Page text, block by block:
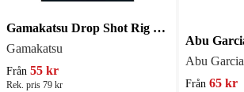
Gamakatsu Drop Shot Rig BKD W39
Gamakatsu
Från 55 kr
Rek. pris 79 kr
Abu Garcia
Från 65 kr